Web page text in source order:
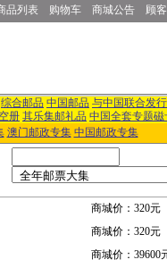
品列表 购物车 商城公告 顾
综合邮品 中国邮品 与中国联合发
空册 其乐集邮礼品 中国全套专题磁
澳门邮政专集 中国邮政专集
商城价：320元
商城价：320元
商城价：39600